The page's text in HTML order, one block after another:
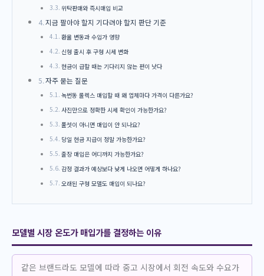
위탁판매와 즉시매입 비교
지금 팔아야 할지 기다려야 할지 판단 기준
환율 변동과 수입가 영향
신형 출시 후 구형 시세 변화
현금이 급할 때는 기다리지 않는 편이 낫다
자주 묻는 질문
녹번동 롤렉스 매입할 때 왜 업체마다 가격이 다른가요?
사진만으로 정확한 시세 확인이 가능한가요?
풀셋이 아니면 매입이 안 되나요?
당일 현금 지급이 정말 가능한가요?
출장 매입은 어디까지 가능한가요?
감정 결과가 예상보다 낮게 나오면 어떻게 하나요?
오래된 구형 모델도 매입이 되나요?
모델별 시장 온도가 매입가를 결정하는 이유
같은 브랜드라도 모델에 따라 중고 시장에서 회전 속도와 수요가